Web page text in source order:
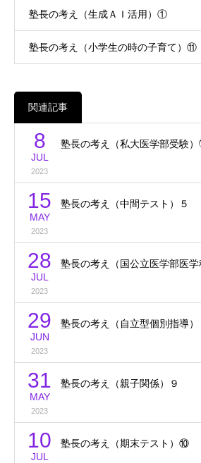
塾長の考え（生成ＡＩ活用）①
塾長の考え（小学生の時の子育て）⑪
関連記事
8
JUL
2023
塾長の考え（私大医学部受験）
15
MAY
2023
塾長の考え（中間テスト）５
28
JUL
2023
塾長の考え（国公立医学部医学
29
JUN
2023
塾長の考え（自立型個別指導）
31
MAY
2023
塾長の考え（親子関係）９
10
JUL
塾長の考え（期末テスト）⑩